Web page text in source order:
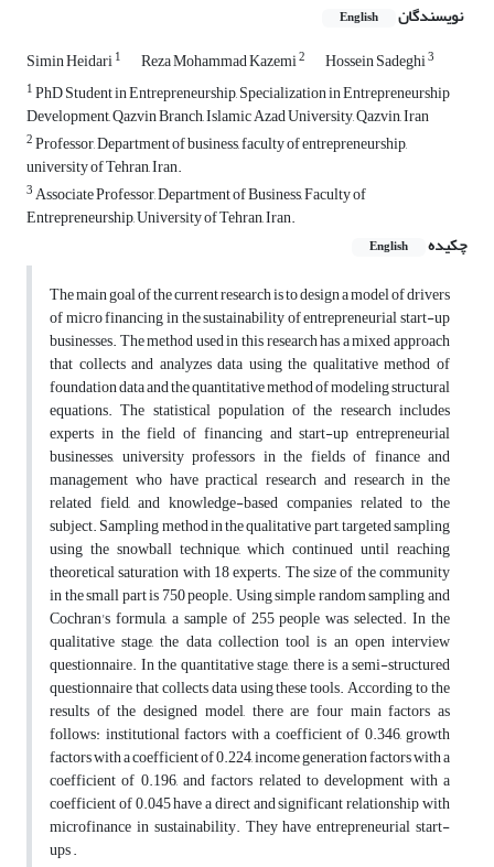
نویسندگان English
Simin Heidari1 Reza Mohammad Kazemi2 Hossein Sadeghi3
1PhD Student in Entrepreneurship, Specialization in Entrepreneurship
Development, Qazvin Branch, Islamic Azad University, Qazvin, Iran
2Professor, Department of business, faculty of entrepreneurship,
university of Tehran, Iran.
3Associate Professor, Department of Business, Faculty of
Entrepreneurship, University of Tehran, Iran.
چکیده
English
The main goal of the current research is to design a model of drivers
of micro financing in the sustainability of entrepreneurial start-up
businesses. The method used in this research has a mixed approach
that collects and analyzes data using the qualitative method of
foundation data and the quantitative method of modeling structural
equations. The statistical population of the research includes
experts in the field of financing and start-up entrepreneurial
businesses, university professors in the fields of finance and
management who have practical research and research in the
related field, and knowledge-based companies related to the
subject. Sampling method in the qualitative part, targeted sampling
using the snowball technique, which continued until reaching
theoretical saturation with 18 experts. The size of the community
in the small part is 750 people. Using simple random sampling and
Cochran's formula, a sample of 255 people was selected. In the
qualitative stage, the data collection tool is an open interview
questionnaire. In the quantitative stage, there is a semi-structured
questionnaire that collects data using these tools. According to the
results of the designed model, there are four main factors as
follows: institutional factors with a coefficient of 0.346, growth
factors with a coefficient of 0.224, income generation factors with a
coefficient of 0.196, and factors related to development with a
coefficient of 0.045 have a direct and significant relationship with
microfinance in sustainability. They have entrepreneurial start-
ups .